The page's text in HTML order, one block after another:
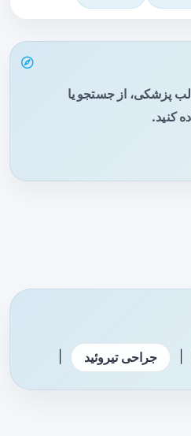
پزشکی، از جستجو یا
کنید.
جراحی تیروئید